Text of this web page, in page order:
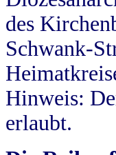
des
Schwank-
Hinweis:
erlaubt.